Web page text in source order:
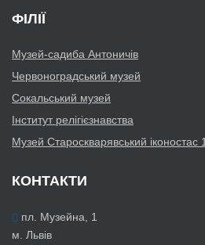
ФІЛІЇ
Музей-садиба Антоничів
Червоноградський музей
Сокальський музей
Інститут релігієзнавства
Музей Староскварявський іконостас
КОНТАКТИ
пл. Музейна, 1
м. Львів